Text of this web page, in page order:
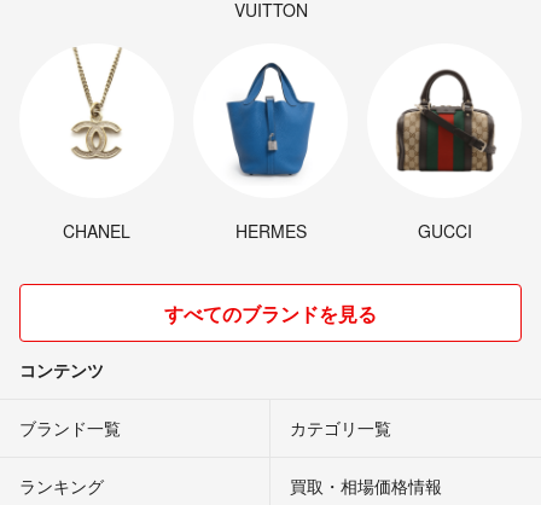
VUITTON
CHANEL HERMES GUCCI
すべてのブランドを見る
コンテンツ
ブランド一覧 カテゴリ一覧
ランキング 買取・相場価格情報